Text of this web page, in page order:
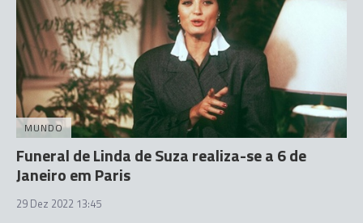
MUNDO
Funeral de Linda de Suza realiza-se a 6 de
Janeiro em Paris
29 Dez 2022 13:45